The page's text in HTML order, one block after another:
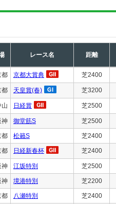
レース名 距離
都 京都大賞典 芝2400
都 天皇賞(春) 芝3200
山 日経賞 芝2500
神 御堂筋S 芝2500
都 松籟S 芝2400
都 日経新春杯 芝2400
神 江坂特別 芝2500
神 境港特別 芝2200
都 八瀬特別 芝2400